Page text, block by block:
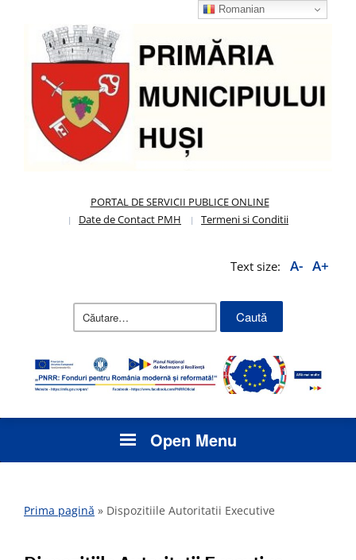
PORTAL DE SERVICII PUBLICE ONLINE
Date de Contact PMH
Termeni si Conditii
Text size: A- A+
Caută
Open Menu
Prima pagină » Dispozitiile Autoritatii Executive
Romanian